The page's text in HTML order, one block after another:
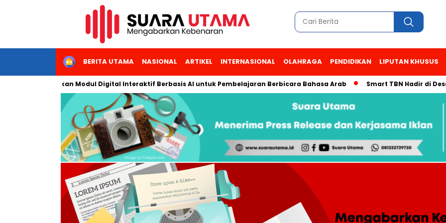
HOMEBERITA UTAMA NASIONAL ARTIKEL INTERNASIONAL OLAHRAGA PENDIDIKAN LIPUTAN KHUSUS
Kembangkan Modul Digital Interaktif Berbasis AI untuk Pembelajaran Berbicara Bahasa Arab Smart TBN Hadir di Desa